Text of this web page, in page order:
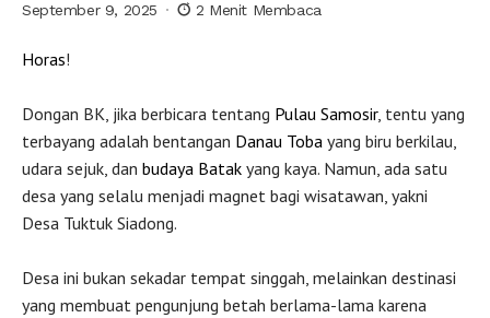
September 9, 2025 2 Menit Membaca
Horas!
Dongan BK, jika berbicara tentang Pulau Samosir, tentu yang
terbayang adalah bentangan Danau Toba yang biru berkilau,
udara sejuk, dan budaya Batak yang kaya. Namun, ada satu
desa yang selalu menjadi magnet bagi wisatawan, yakni
Desa Tuktuk Siadong.
Desa ini bukan sekadar tempat singgah, melainkan destinasi
yang membuat pengunjung betah berlama-lama karena